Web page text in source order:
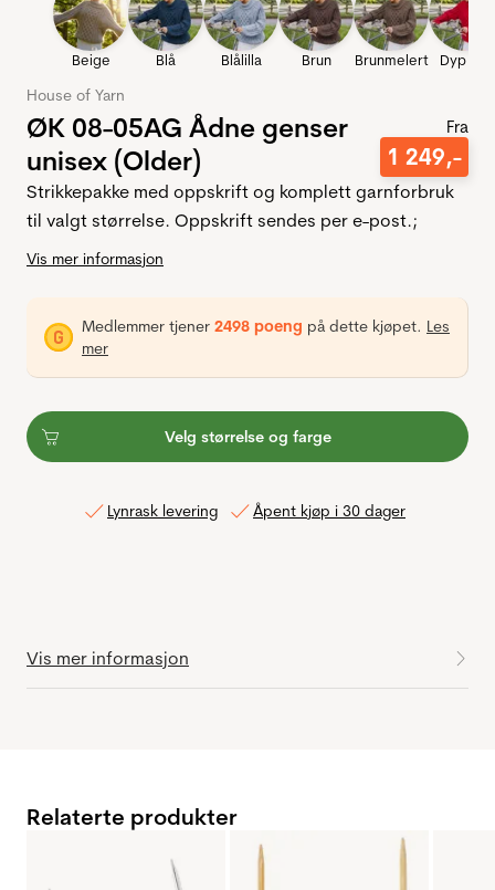
Beige Blå Blålilla Brun Brunmelert Dyp rød
House of Yarn
ØK 08-05AG Ådne genser
unisex (Older)
Fra
1 249,-
Strikkepakke med oppskrift og komplett garnforbruk
til valgt størrelse. Oppskrift sendes per e-post.;
Vis mer informasjon
Medlemmer tjener 2498 poeng på dette kjøpet. Les
mer
Velg størrelse og farge
Lynrask levering Åpent kjøp i 30 dager
Vis mer informasjon
Relaterte produkter